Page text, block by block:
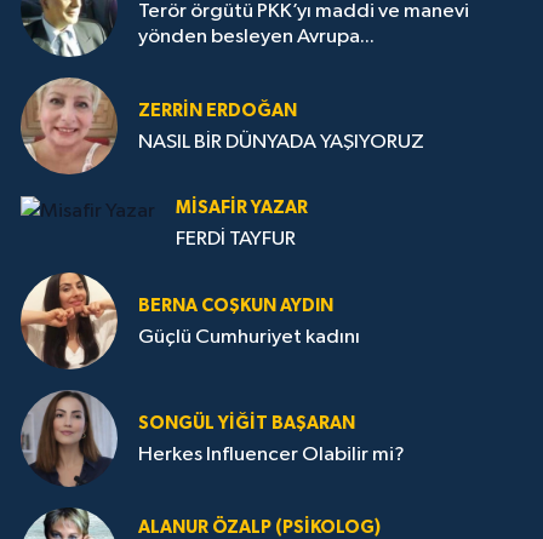
Terör örgütü PKK’yı maddi ve manevi
yönden besleyen Avrupa...
ZERRIN ERDOĞAN
NASIL BİR DÜNYADA YAŞIYORUZ
MISAFIR YAZAR
FERDİ TAYFUR
BERNA COŞKUN AYDIN
Güçlü Cumhuriyet kadını
SONGÜL YIĞIT BAŞARAN
Herkes Influencer Olabilir mi?
ALANUR ÖZALP (PSIKOLOG)